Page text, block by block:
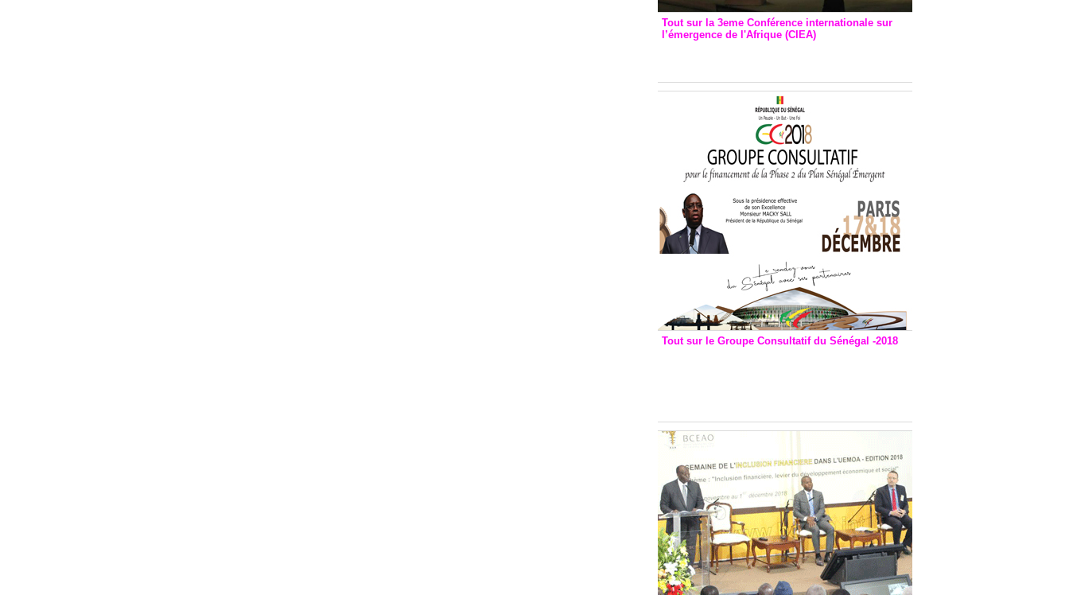
Tout sur la 3eme Conférence internationale sur
l’émergence de l'Afrique (CIEA)
Tout sur le Groupe Consultatif du Sénégal -2018